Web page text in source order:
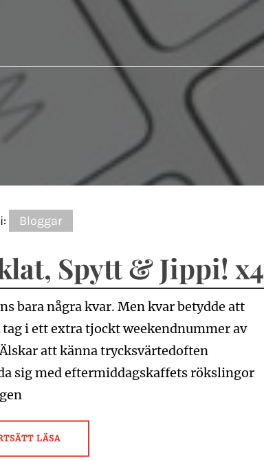
Bloggar
Spytt & Jippi! x4
bara några kvar. Men kvar betydde att
i ett extra tjockt weekendnummer av
att känna trycksvärtedoften
sig med eftermiddagskaffets rökslingor
LÄSA